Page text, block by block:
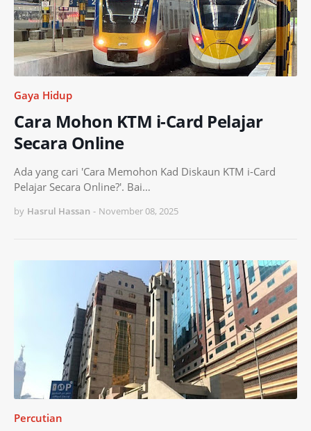
Gaya Hidup
Cara Mohon KTM i-Card Pelajar
Secara Online
Ada yang cari 'Cara Memohon Kad Diskaun KTM i-Card
Pelajar Secara Online?'. Bai…
by Hasrul Hassan - November 08, 2025
Percutian